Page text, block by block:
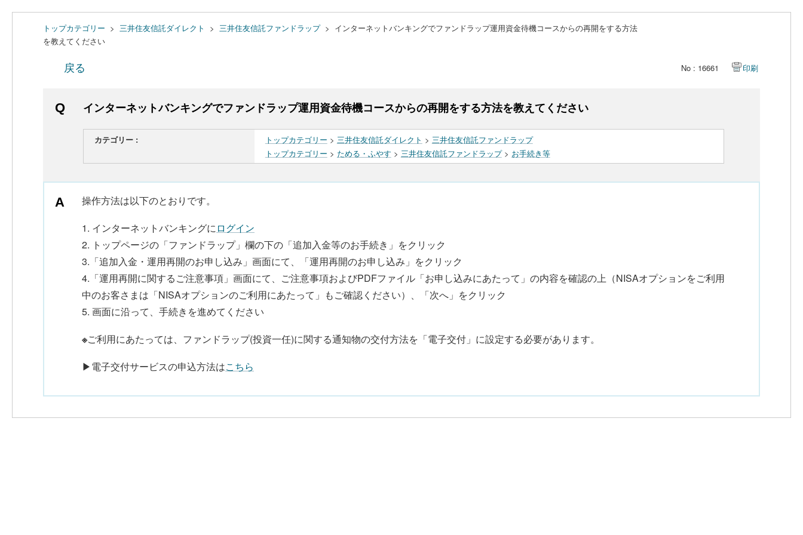
トップカテゴリー > 三井住友信託ダイレクト > 三井住友信託ファンドラップ > インターネットバンキングでファンドラップ運用資金待機コースからの再開をする方法
を教えてください
戻る No : 16661 印刷
インターネットバンキングでファンドラップ運用資金待機コースからの再開をする方法を教えてください
カテゴリー : トップカテゴリー > 三井住友信託ダイレクト > 三井住友信託ファンドラップ
トップカテゴリー > ためる・ふやす > 三井住友信託ファンドラップ> お手続き等
操作方法は以下のとおりです。
1. インターネットバンキングにログイン
2. トップページの「ファンドラップ」欄の下の「追加入金等のお手続き」をクリック
3.「追加入金・運用再開のお申し込み」画面にて、「運用再開のお申し込み」をクリック
4.「運用再開に関するご注意事項」画面にて、ご注意事項およびPDFファイル「お申し込みにあたって」の内容を確認の上（NISAオプションをご利用
中のお客さまは「NISAオプションのご利用にあたって」もご確認ください）、「次へ」をクリック
5. 画面に沿って、手続きを進めてください
※ご利用にあたっては、ファンドラップ(投資一任)に関する通知物の交付方法を「電子交付」に設定する必要があります。
▶電子交付サービスの申込方法はこちら